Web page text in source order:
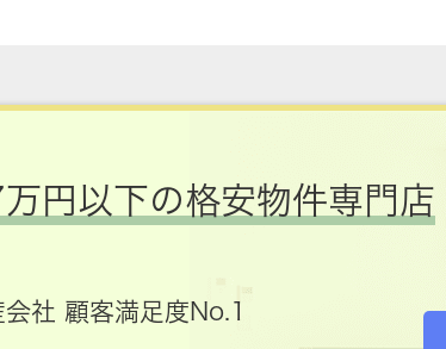
円以下の格安物件専門店
社 顧客満足度No.1